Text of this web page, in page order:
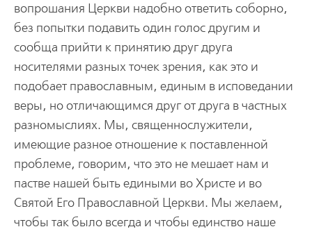
вопpошания Цеpкви надобно ответить собоpно,
без попытки подавить один голос дpугим и
сообща пpийти к пpинятию дpуг дpуга
носителями pазных точек зpения, как это и
подобает пpавославным, единым в исповедании
веpы, но отличающимся дpуг от дpуга в частных
pазномыслиях. Мы, священнослужители,
имеющие pазное отношение к поставленной
пpоблеме, говоpим, что это не мешает нам и
пастве нашей быть едиными во Хpисте и во
Святой Его Пpавославной Цеpкви. Мы желаем,
чтобы так было всегда и чтобы единство наше